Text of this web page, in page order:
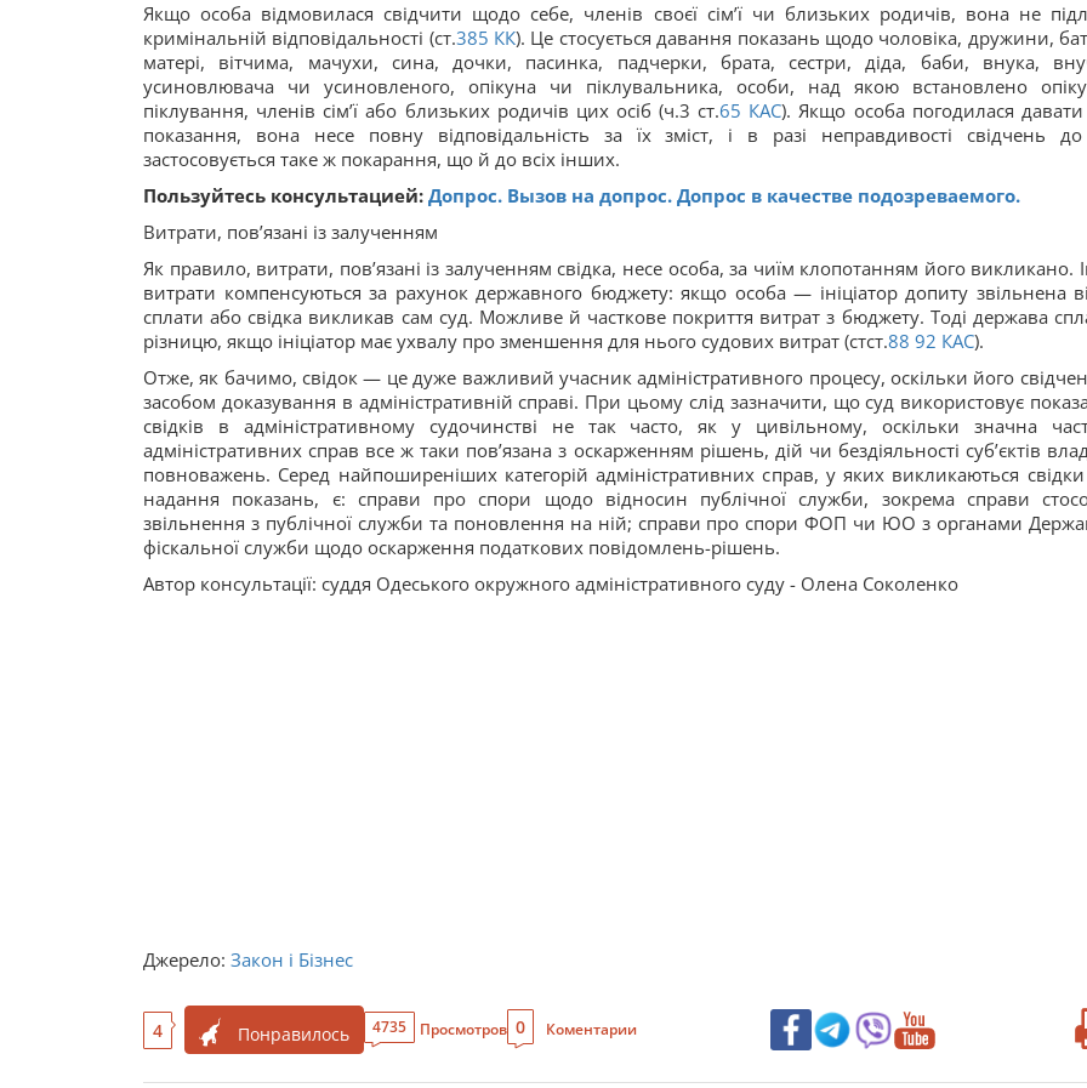
Якщо особа відмовилася свідчити щодо себе, членів своєї сім’ї чи близьких родичів, вона не
кримінальній відповідальності (ст.385 КК). Це стосується давання показань щодо чоловіка, дружини,
матері, вітчима, мачухи, сина, дочки, пасинка, падчерки, брата, сестри, діда, баби, внука,
усиновлювача чи усиновленого, опікуна чи піклувальника, особи, над якою встановлено
піклування, членів сім’ї або близьких родичів цих осіб (ч.3 ст.65 КАС). Якщо особа погодилася давати
показання, вона несе повну відповідальність за їх зміст, і в разі неправдивості свідчень
застосовується таке ж покарання, що й до всіх інших.
Пользуйтесь консультацией: Допрос. Вызов на допрос. Допрос в качестве подозреваемого.
Витрати, пов’язані із залученням
Як правило, витрати, пов’язані із залученням свідка, несе особа, за чиїм клопотанням його викликано.
витрати компенсуються за рахунок державного бюджету: якщо особа — ініціатор допиту звільнена
сплати або свідка викликав сам суд. Можливе й часткове покриття витрат з бюджету. Тоді держава
різницю, якщо ініціатор має ухвалу про зменшення для нього судових витрат (стст.88 92 КАС).
Отже, як бачимо, свідок — це дуже важливий учасник адміністративного процесу, оскільки його
засобом доказування в адміністративній справі. При цьому слід зазначити, що суд використовує
свідків в адміністративному судочинстві не так часто, як у цивільному, оскільки значна
адміністративних справ все ж таки пов’язана з оскарженням рішень, дій чи бездіяльності суб’єктів
повноважень. Серед найпоширеніших категорій адміністративних справ, у яких викликаються
надання показань, є: справи про спори щодо відносин публічної служби, зокрема справи
звільнення з публічної служби та поновлення на ній; справи про спори ФОП чи ЮО з органами
фіскальної служби щодо оскарження податкових повідомлень-рішень.
Автор консультації: суддя Одеського окружного адміністративного суду - Олена Соколенко
Джерело: Закон і Бізнес
4 Понравилось 4735 Просмотров 0 Коментарии